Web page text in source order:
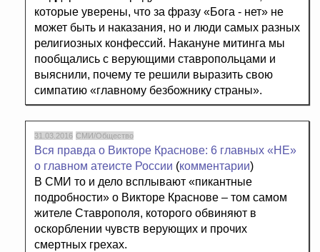
которые уверены, что за фразу «Бога - нет» не
может быть и наказания, но и люди самых разных
религиозных конфессий. Накануне митинга мы
пообщались с верующими ставропольцами и
выяснили, почему те решили выразить свою
симпатию «главному безбожнику страны».
31.03.2016 СМИ/Общество
Вся правда о Викторе Краснове: 6 главных «НЕ»
о главном атеисте России (комментарии)
В СМИ то и дело всплывают «пикантные
подробности» о Викторе Краснове – том самом
жителе Ставрополя, которого обвиняют в
оскорблении чувств верующих и прочих
смертных грехах.